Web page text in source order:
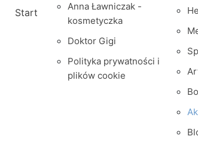
Start
Anna Ławniczak -
kosmetyczka
Doktor Gigi
Polityka prywatności i
plików cookie